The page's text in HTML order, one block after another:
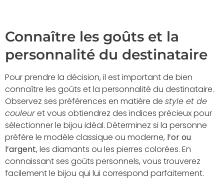
Connaître les goûts et la
personnalité du destinataire
Pour prendre la décision, il est important de bien
connaître les goûts et la personnalité du destinataire.
Observez ses préférences en matière de style et de
couleuret vous obtiendrez des indices précieux pour
sélectionner le bijou idéal. Déterminez si la personne
préfère le modèle classique ou moderne, l’or ou
l’argent, les diamants ou les pierres colorées. En
connaissant ses goûts personnels, vous trouverez
facilement le bijou qui lui correspond parfaitement.